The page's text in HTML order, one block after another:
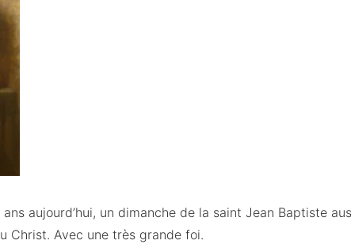
aujourd’hui, un dimanche de la saint Jean Baptiste
Christ. Avec une très grande foi.